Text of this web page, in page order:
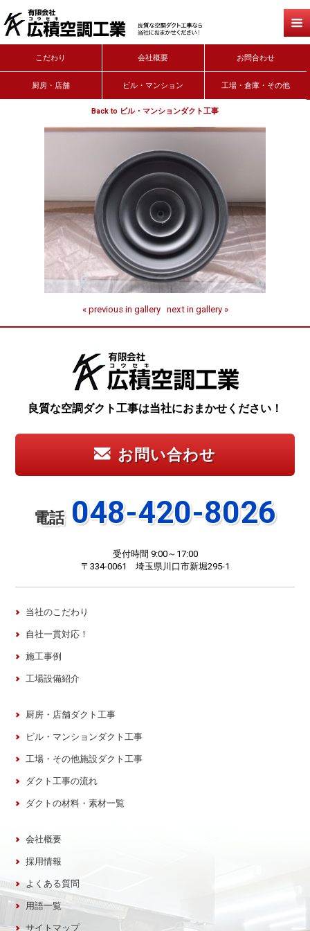
こだわり 会社概要 お問合わせ
厨房・店舗 ビル・マンション 工場・倉庫・その他
Back to ビル・マンションダクト工事
« previous in gallery next in gallery »
良質な空調ダクト工事は当社におまかせください！
お問い合わせ
電話 048-420-8026
受付時間 9:00～17:00
〒334-0061 埼玉県川口市新堀295-1
当社のこだわり
自社一貫対応！
施工事例
工場設備紹介
厨房・店舗ダクト工事
ビル・マンションダクト工事
工場・その他施設ダクト工事
ダクト工事の流れ
ダクトの材料・素材一覧
会社概要
採用情報
よくある質問
用語一覧
サイトマップ